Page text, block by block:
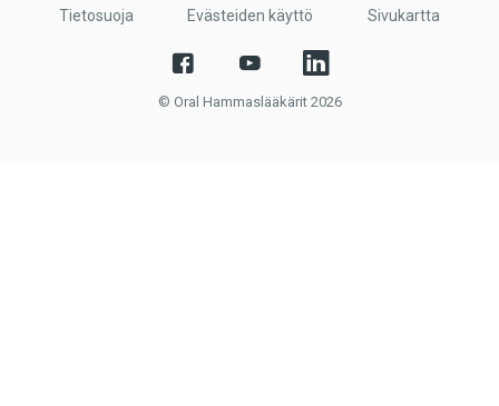
Tietosuoja Evästeiden käyttö Sivukartta
© Oral Hammaslääkärit 2026